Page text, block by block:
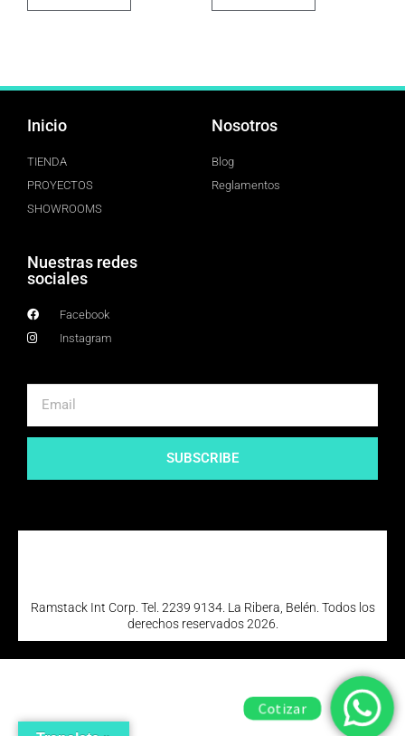
Inicio
TIENDA
PROYECTOS
SHOWROOMS
Nosotros
Blog
Reglamentos
Nuestras redes
sociales
Facebook
Instagram
SUBSCRIBE
Ramstack Int Corp. Tel. 2239 9134. La Ribera, Belén. Todos los
derechos reservados 2026.
Cotizar